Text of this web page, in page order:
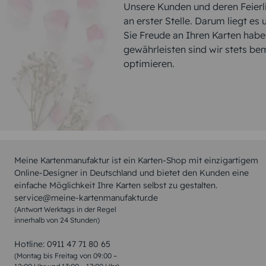
Unsere Kunden und deren
an erster Stelle. Darum liegt es
Sie Freude an Ihren Karten
gewährleisten sind wir stets
optimieren.
Meine Kartenmanufaktur ist ein Karten-Shop mit einzigartigem
Online-Designer in Deutschland und bietet den Kunden eine
einfache Möglichkeit Ihre Karten selbst zu gestalten.
service@meine-kartenmanufaktur.de
(Antwort Werktags in der Regel
innerhalb von 24 Stunden)
Hotline: 0911 47 71 80 65
(Montag bis Freitag von 09:00 –